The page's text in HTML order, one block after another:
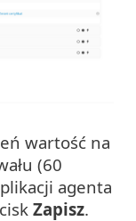
wartość na
(60
agenta
Zapisz.